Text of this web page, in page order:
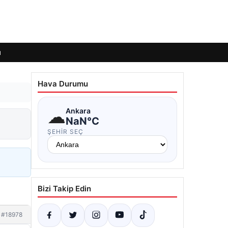
#18978
Hava Durumu
☁Ankara
NaN°C
ŞEHIR SEÇ
Bizi Takip Edin